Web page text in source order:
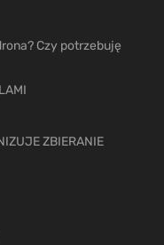
Czy potrzebuję
ZBIERANIE